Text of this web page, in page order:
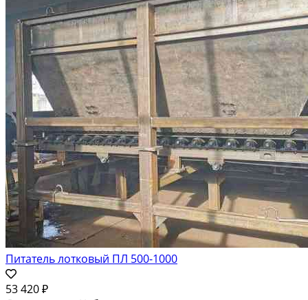
Питатель лотковый ПЛ 500-1000
53 420 ₽